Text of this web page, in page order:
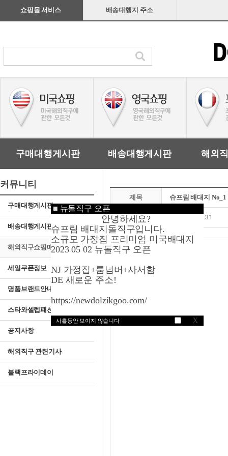
■ 뉴돌직구 오픈
안녕하세요?
슈프림 배대지돌직구입니다.
소규모 가정집 프리미엄 미국배대지
2023 05 02 뉴돌직구 오픈
NJ 가정집+룸넘버+사서함
DE 새로운 주소!
https://newdolzikgoo.com/
사흘동안 보이지 않습니다 X
쇼핑몰 서비스 배송대행지 주소
구매대행게시판 배송대행게시판 해외
커뮤니티
구매대행게시판
배송대행게시판
해외직구쇼핑매뉴얼
세일쿠폰정보
명품브랜드안내
스타와셀렙패션
공지사항
해외직구 관련기사
블랙프라이데이
제목 슈프림 배대지
작성일 18-10-24 22:31